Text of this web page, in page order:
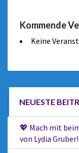
Kommende
Keine
NEUESTE
💖 Mach mit
von Lydia